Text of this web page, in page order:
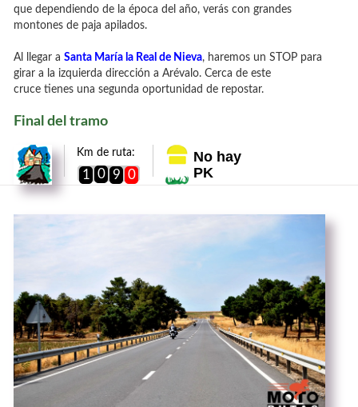
que dependiendo de la época del año, verás con grandes
montones de paja apilados.
Al llegar a Santa María la Real de Nieva, haremos un STOP para
girar a la izquierda dirección a Arévalo. Cerca de este
cruce tienes una segunda oportunidad de repostar.
Final del tramo
Km de ruta:
1 0 9 0
No hay
PK